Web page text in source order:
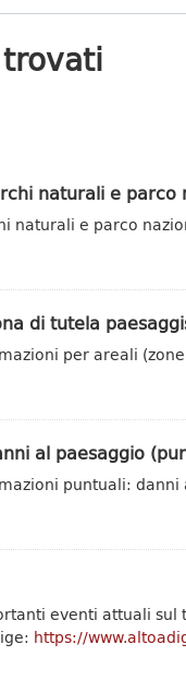
naturali e parco
naturali e parco
di tutela
per areali
al paesaggio
puntuali: danni
eventi attuali
https://